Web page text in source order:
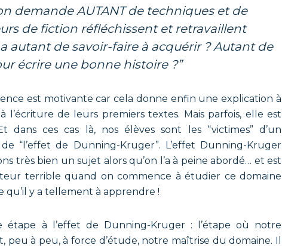
de fiction réfléchissent et retravaillent
a autant de savoir-faire à acquérir ? Autant de
écrire une bonne histoire ?”
est motivante car cela donne enfin une explication à
l’écriture de leurs premiers textes. Mais parfois, elle est
dans ces cas là, nos élèves sont les “victimes” d’un
“l’effet de Dunning-Kruger”. L’effet Dunning-Kruger
très bien un sujet alors qu’on l’a à peine abordé… et est
terrible quand on commence à étudier ce domaine
qu’il y a tellement à apprendre !
étape à l’effet de Dunning-Kruger : l’étape où notre
à peu, à force d’étude, notre maîtrise du domaine. Il